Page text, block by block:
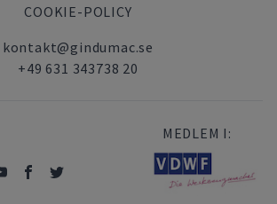
COOKIE-POLICY
kontakt@gindumac.se
+49 631 343738 20
MEDLEM I: